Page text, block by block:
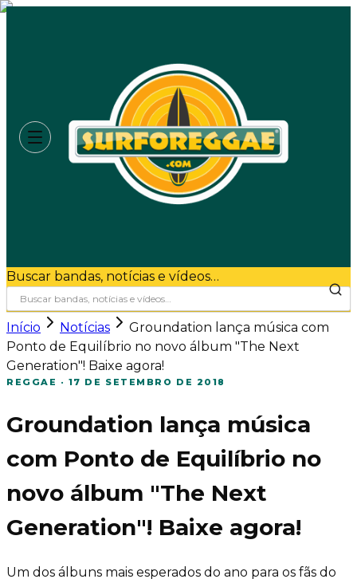
Buscar bandas, notícias e vídeos…
Início Notícias
Groundation lança música com
Ponto de Equilíbrio no novo álbum "The Next
Generation"! Baixe agora!
REGGAE · 17 DE SETEMBRO DE 2018
Groundation lança música
com Ponto de Equilíbrio no
novo álbum "The Next
Generation"! Baixe agora!
Um dos álbuns mais esperados do ano para os fãs do